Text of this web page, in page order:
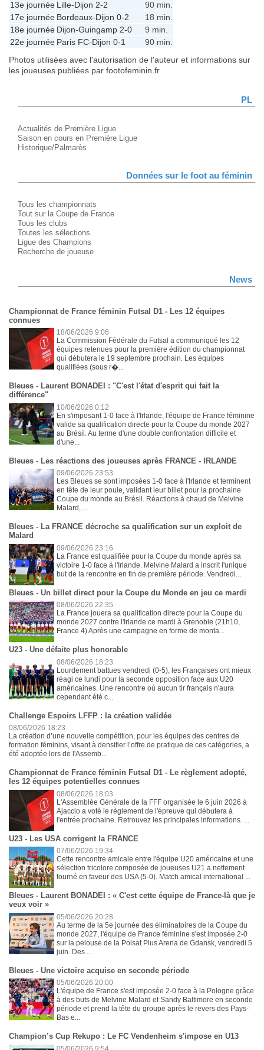
13e journée Lille-Dijon 2-2
90 min.
17e journée Bordeaux-Dijon 0-2
18 min.
18e journée Dijon-Guingamp 2-0
9 min.
22e journée Paris FC-Dijon 0-1
90 min.
Photos utilisées avec l'autorisation de l'auteur et informations sur
les joueuses publiées par footofeminin.fr
PL
Actualités de Première Ligue
Saison en cours en Première Ligue
Historique/Palmarès
Données sur le foot au féminin
Tous les championnats
Tout sur la Coupe de France
Tous les clubs
Toutes les sélections
Ligue des Champions
Recherche de joueuse
News
Championnat de France féminin Futsal D1 - Les 12 équipes
connues
18/06/2026 9:06
La Commission Fédérale du Futsal a communiqué les 12
équipes retenues pour la première édition du championnat
qui débutera le 19 septembre prochain. Les équipes
qualifiées (sous r�...
Bleues - Laurent BONADEI : "C'est l'état d'esprit qui fait la
différence"
10/06/2026 0:12
En s'imposant 1-0 face à l'Irlande, l'équipe de France féminine
valide sa qualification directe pour la Coupe du monde 2027
au Brésil. Au terme d'une double confrontation difficile et
d'une...
Bleues - Les réactions des joueuses après FRANCE - IRLANDE
09/06/2026 23:53
Les Bleues se sont imposées 1-0 face à l'Irlande et terminent
en tête de leur poule, validant leur billet pour la prochaine
Coupe du monde au Brésil. Réactions à chaud de Melvine
Malard, ...
Bleues - La FRANCE décroche sa qualification sur un exploit de
Malard
09/06/2026 23:16
La France est qualifiée pour la Coupe du monde après sa
victoire 1-0 face à l'Irlande. Melvine Malard a inscrit l'unique
but de la rencontre en fin de première période. Vendredi...
Bleues - Un billet direct pour la Coupe du Monde en jeu ce mardi
08/06/2026 22:35
La France jouera sa qualification directe pour la Coupe du
monde 2027 contre l'Irlande ce mardi à Grenoble (21h10,
France 4) Après une campagne en forme de monta...
U23 - Une défaite plus honorable
08/06/2026 18:23
Lourdement battues vendredi (0-5), les Françaises ont mieux
réagi ce lundi pour la seconde opposition face aux U20
américaines. Une rencontre où aucun tir français n'aura
cependant été c...
Challenge Espoirs LFFP : la création validée
08/06/2026 18:23
La création d’une nouvelle compétition, pour les équipes des centres de
formation féminins, visant à densifier l’offre de pratique de ces catégories, a
été adoptée lors de l'Assemb...
Championnat de France féminin Futsal D1 - Le règlement adopté,
les 12 équipes potentielles connues
08/06/2026 18:03
L'Assemblée Générale de la FFF organisée le 6 juin 2026 à
Ajaccio a voté le règlement de l'épreuve qui débutera à
l'entrée prochaine. Retrouvez les principales informations. ...
U23 - Les USA corrigent la FRANCE
07/06/2026 19:34
Cette rencontre amicale entre l'équipe U20 américaine et une
sélection tricolore composée de joueuses U21 a nettement
tourné en faveur des USA (5-0). Match amical international ...
Bleues - Laurent BONADEI : « C'est cette équipe de France-là que je
veux voir »
05/06/2026 20:28
Au terme de la 5e journée des éliminatoires de la Coupe du
monde 2027, l'équipe de France féminine s'est imposée 2-0
sur la pelouse de la Polsat Plus Arena de Gdansk, vendredi 5
juin. Des ...
Bleues - Une victoire acquise en seconde période
05/06/2026 20:00
L'équipe de France s'est imposée 2-0 face à la Pologne grâce
à des buts de Melvine Malard et Sandy Baltimore en seconde
période et prend la tête du groupe après le revers des Pays-
Bas e...
Champion’s Cup Rekupo : Le FC Vendenheim s'impose en U13
05/06/2026 9:54